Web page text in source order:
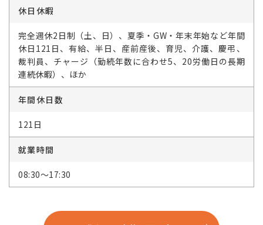
休日休暇
完全週休2日制（土、日）、夏季・GW・年末年始など年間
休日121日、有給、半日、産前産後、育児、介護、慶弔、
裁判員、チャージ（勤続年数に合わせ5、20労働日の長期
連続休暇）、ほか
年間休日数
121日
就業時間
08:30～17:30